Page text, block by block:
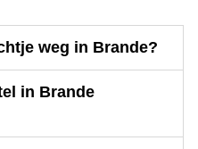
weg in Brande?
in Brande